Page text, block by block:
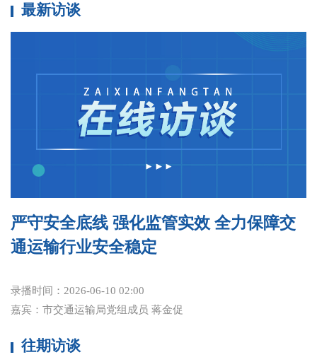
最新访谈
严守安全底线 强化监管实效 全力保障交
通运输行业安全稳定
录播时间： 2026-06-10 02:00
嘉宾：市交通运输局党组成员 蒋金促
往期访谈